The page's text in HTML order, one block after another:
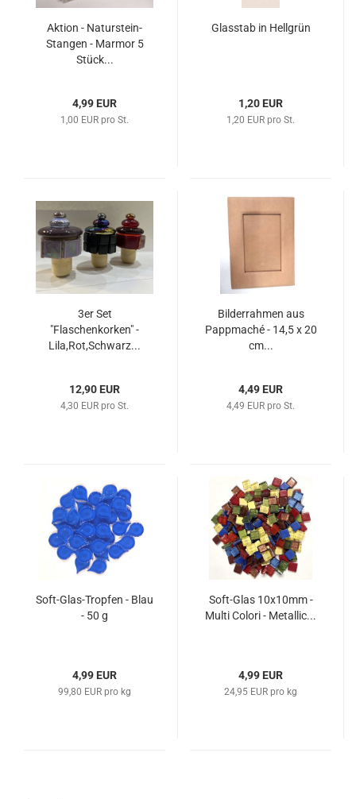
Aktion - Naturstein-
Stangen - Marmor 5
Stück...
4,99 EUR
1,00 EUR pro St.
Glasstab in Hellgrün
1,20 EUR
1,20 EUR pro St.
3er Set
"Flaschenkorken" -
Lila,Rot,Schwarz...
12,90 EUR
4,30 EUR pro St.
Bilderrahmen aus
Pappmaché - 14,5 x 20
cm...
4,49 EUR
4,49 EUR pro St.
Soft-Glas-Tropfen - Blau
- 50 g
4,99 EUR
99,80 EUR pro kg
Soft-Glas 10x10mm -
Multi Colori - Metallic...
4,99 EUR
24,95 EUR pro kg